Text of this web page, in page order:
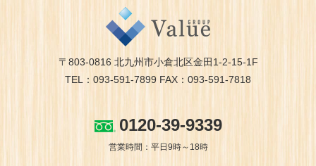
〒803-0816 北九州市小倉北区金田1-2-15-1F
TEL：093-591-7899 FAX：093-591-7818
0120-39-9339
営業時間：平日9時～18時